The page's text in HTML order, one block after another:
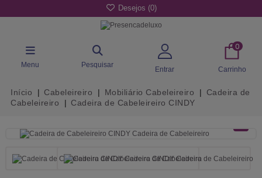
Desejos (0)
Menu Pesquisar
Entrar
0
Carrinho
Início Cabeleireiro Mobiliário Cabeleireiro
Cadeira de
Cabeleireiro
Cadeira de Cabeleireiro CINDY